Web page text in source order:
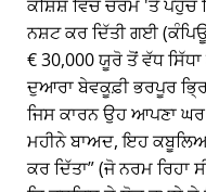
ਕੋਸ਼ਿਸ਼ ਵਿੱਚ ਚਰਮ 'ਤੇ ਪਹੁੰਚ
ਨਸ਼ਟ ਕਰ ਦਿੱਤੀ ਗਈ
€ 30,000 ਯੂਰੋ ਤੋਂ ਵੱਧ
ਦੁਆਰਾ ਬੇਵਕੂਫ਼ੀ ਭਰਪੂਰ
ਜਿਸ ਕਾਰਨ ਉਹ ਆਪਣਾ
ਮਹੀਨੇ ਬਾਅਦ, ਇਹ
ਕਰ ਦਿੱਤਾ (ਜੋ ਨਰਮ